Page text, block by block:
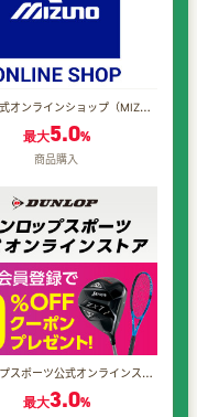
ミズノ公式オンラインショップ（MIZUNO SHOP）
最大5.0%
商品購入
ダンロップスポーツ公式オンラインストア
最大3.0%